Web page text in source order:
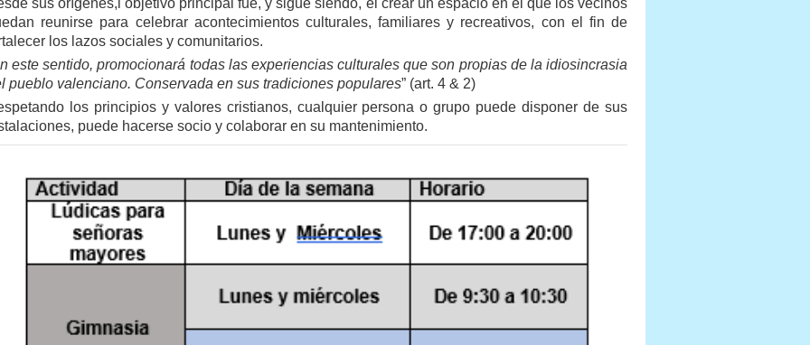
reunirse para celebrar acontecimientos culturales, familiares y recreativos, con el fin de
los lazos sociales y comunitarios.
este sentido, promocionará todas las experiencias culturales que son propias de la idiosincrasia
pueblo valenciano. Conservada en sus tradiciones populares” (art. 4 & 2)
los principios y valores cristianos, cualquier persona o grupo puede disponer de sus
puede hacerse socio y colaborar en su mantenimiento.